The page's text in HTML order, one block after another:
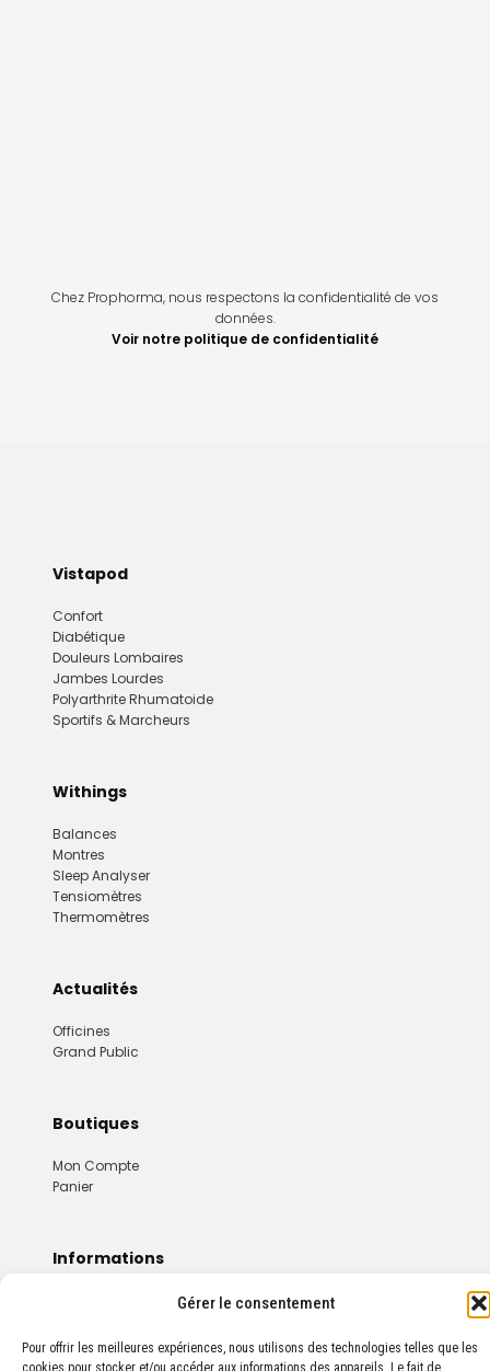
Gérer le consentement
Pour offrir les meilleures expériences, nous utilisons des technologies telles que les
cookies pour stocker et/ou accéder aux informations des appareils. Le fait de
Chez Prophorma, nous respectons la confidentialité de vos
données.
Voir notre politique de confidentialité
Vistapod
Confort
Diabétique
Douleurs Lombaires
Jambes Lourdes
Polyarthrite Rhumatoide
Sportifs & Marcheurs
Withings
Balances
Montres
Sleep Analyser
Tensiomètres
Thermomètres
Actualités
Officines
Grand Public
Boutiques
Mon Compte
Panier
Informations